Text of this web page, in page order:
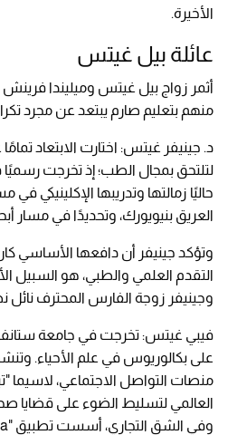
الأخيرة.
عائلة بيل غيتس
أثمر زواج بيل غيتس وميليندا فرينش
منهم بتعليم صارم يبتعد عن مجرد
د. جينيفر غيتس: اختارت الابتعاد
لتلتحق بمجال الطب؛ إذ تخرجت
حاليًا زمالتها وتدريبها
العريق بنيويورك، وتحديدًا في مسار
وتؤكد جينيفر أن دافعها الأساسي
التقدم العلمي والطبي، هو السبيل
وجينيفر زوجة الفارس المحترف نائل
فيبي غيتس: تخرجت في جامعة
على بكالوريوس في علم الأحياء.
منصات التواصل الاجتماعي، لاسيما
العالمي لتسليط الضوء على قضايا